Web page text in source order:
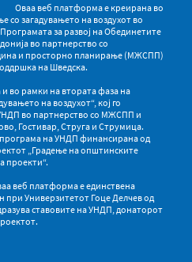
Оваа веб платформа е креирана во
со загадувањето на воздухот во
Програмата за развој на Обединетите
во партнерство со
и просторно планирање (МЖСПП)
на Шведска.
во рамки на втората фаза на
на воздухот“, кој го
во партнерство со МЖСПП и
Гостивар, Струга и Струмица.
на УНДП финансирана од
„Градење на општинските
проекти“.
веб платформа е единствена
Универзитетот Гоце Делчев од
ставовите на УНДП, донаторот